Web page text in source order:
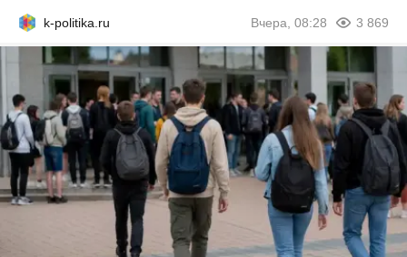
k-politika.ru Вчера, 08:28 3 869